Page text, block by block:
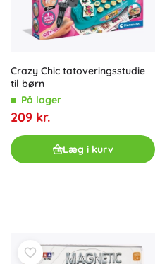
Crazy Chic tatoveringsstudie
til børn
På lager
209 kr.
Læg i kurv